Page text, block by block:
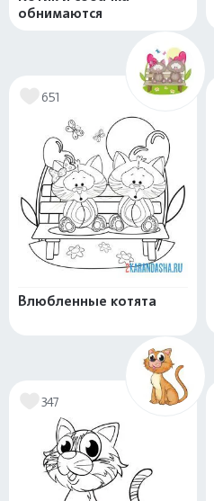
обнимаются
651
Влюбленные котята
347